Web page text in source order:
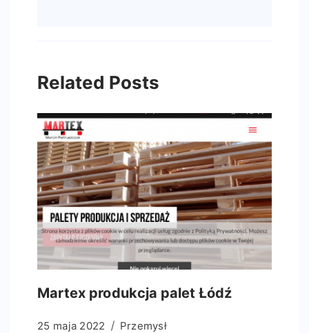
Related Posts
Martex produkcja palet Łódź
25 maja 2022 Przemysł